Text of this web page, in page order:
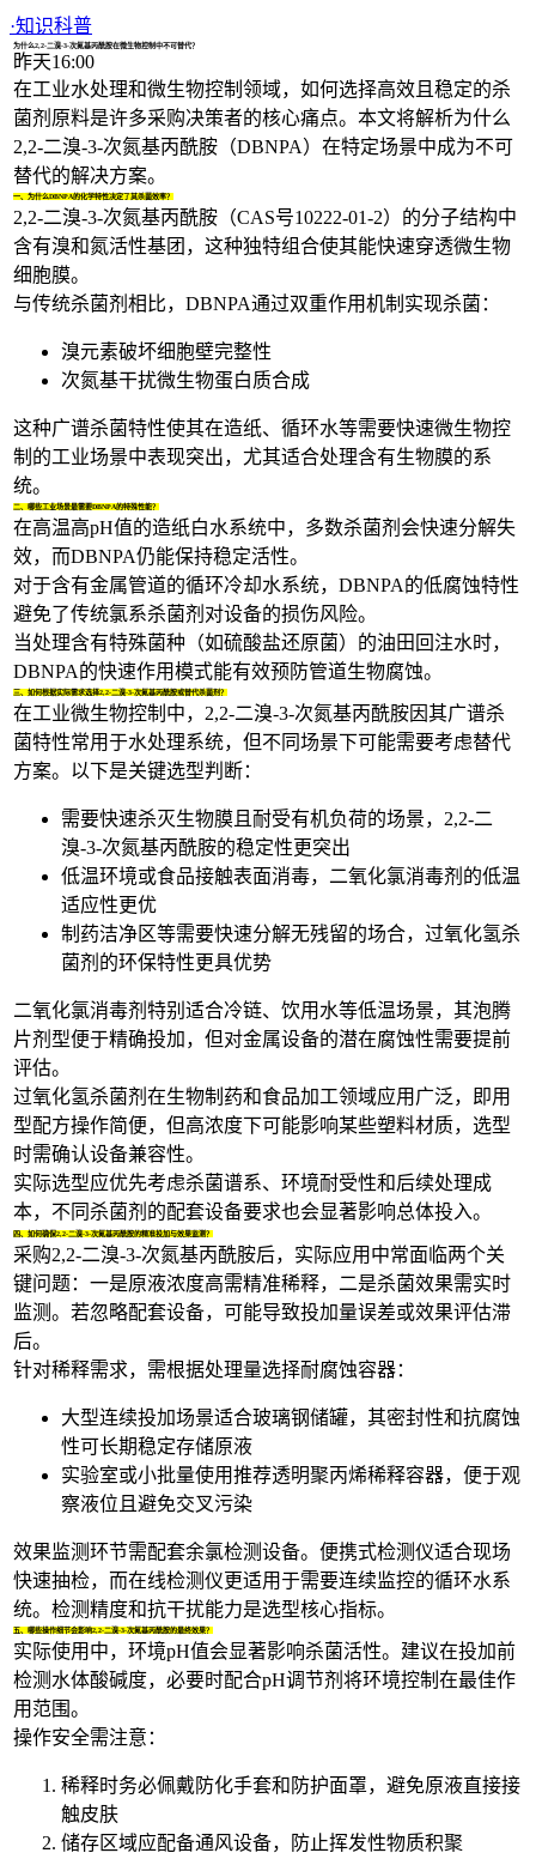
·知识科普
为什么2,2-二溴-3-次氮基丙酰胺在微生物控制中不可替代？
昨天16:00
在工业水处理和微生物控制领域，如何选择高效且稳定的杀
菌剂原料是许多采购决策者的核心痛点。本文将解析为什么
2,2-二溴-3-次氮基丙酰胺（DBNPA）在特定场景中成为不可
替代的解决方案。
一、为什么DBNPA的化学特性决定了其杀菌效率？
2,2-二溴-3-次氮基丙酰胺（CAS号10222-01-2）的分子结构中
含有溴和氮活性基团，这种独特组合使其能快速穿透微生物
细胞膜。
与传统杀菌剂相比，DBNPA通过双重作用机制实现杀菌：
溴元素破坏细胞壁完整性
次氮基干扰微生物蛋白质合成
这种广谱杀菌特性使其在造纸、循环水等需要快速微生物控
制的工业场景中表现突出，尤其适合处理含有生物膜的系
统。
二、哪些工业场景最需要DBNPA的特殊性能？
在高温高pH值的造纸白水系统中，多数杀菌剂会快速分解失
效，而DBNPA仍能保持稳定活性。
对于含有金属管道的循环冷却水系统，DBNPA的低腐蚀特性
避免了传统氯系杀菌剂对设备的损伤风险。
当处理含有特殊菌种（如硫酸盐还原菌）的油田回注水时，
DBNPA的快速作用模式能有效预防管道生物腐蚀。
三、如何根据实际需求选择2,2-二溴-3-次氮基丙酰胺或替代杀菌剂？
在工业微生物控制中，2,2-二溴-3-次氮基丙酰胺因其广谱杀
菌特性常用于水处理系统，但不同场景下可能需要考虑替代
方案。以下是关键选型判断：
需要快速杀灭生物膜且耐受有机负荷的场景，2,2-二
溴-3-次氮基丙酰胺的稳定性更突出
低温环境或食品接触表面消毒， 二氧化氯消毒剂 的低温
适应性更优
制药洁净区等需要快速分解无残留的场合， 过氧化氢杀
菌剂 的环保特性更具优势
二氧化氯消毒剂特别适合冷链、饮用水等低温场景，其泡腾
片剂型便于精确投加，但对金属设备的潜在腐蚀性需要提前
评估。
过氧化氢杀菌剂在生物制药和食品加工领域应用广泛，即用
型配方操作简便，但高浓度下可能影响某些塑料材质，选型
时需确认设备兼容性。
实际选型应优先考虑杀菌谱系、环境耐受性和后续处理成
本，不同杀菌剂的配套设备要求也会显著影响总体投入。
四、如何确保2,2-二溴-3-次氮基丙酰胺的精准投加与效果监测？
采购2,2-二溴-3-次氮基丙酰胺后，实际应用中常面临两个关
键问题：一是原液浓度高需精准稀释，二是杀菌效果需实时
监测。若忽略配套设备，可能导致投加量误差或效果评估滞
后。
针对稀释需求，需根据处理量选择耐腐蚀容器：
大型连续投加场景适合玻璃钢储罐，其密封性和抗腐蚀
性可长期稳定存储原液
实验室或小批量使用推荐透明聚丙烯稀释容器，便于观
察液位且避免交叉污染
效果监测环节需配套余氯检测设备。便携式检测仪适合现场
快速抽检，而在线检测仪更适用于需要连续监控的循环水系
统。检测精度和抗干扰能力是选型核心指标。
五、哪些操作细节会影响2,2-二溴-3-次氮基丙酰胺的最终效果？
实际使用中，环境pH值会显著影响杀菌活性。建议在投加前
检测水体酸碱度，必要时配合pH调节剂 将环境控制在最佳作
用范围。
操作安全需注意：
稀释时务必佩戴 防化手套和 防护面罩，避免原液直接接
触皮肤
储存区域应配备通风设备，防止挥发性物质积聚